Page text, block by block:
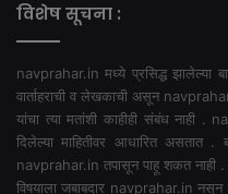
विशेष सूचना :
navprahar.in मध्ये प्रसिद्ध झालेल्या
वार्ताहराची व लेखकाची असून
यांचा त्या मतांशी काहीही संबंध नाही .
दिलेल्या माहितीवर आधारित असतात .
navprahar.in तपासून पाहू शकत नाही .
विषयाला जबाबदार navprahar.in नसून